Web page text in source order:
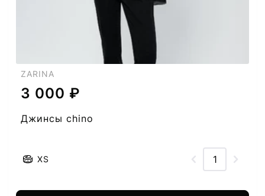
ZARINA
3 000 ₽
Джинсы chino
XS